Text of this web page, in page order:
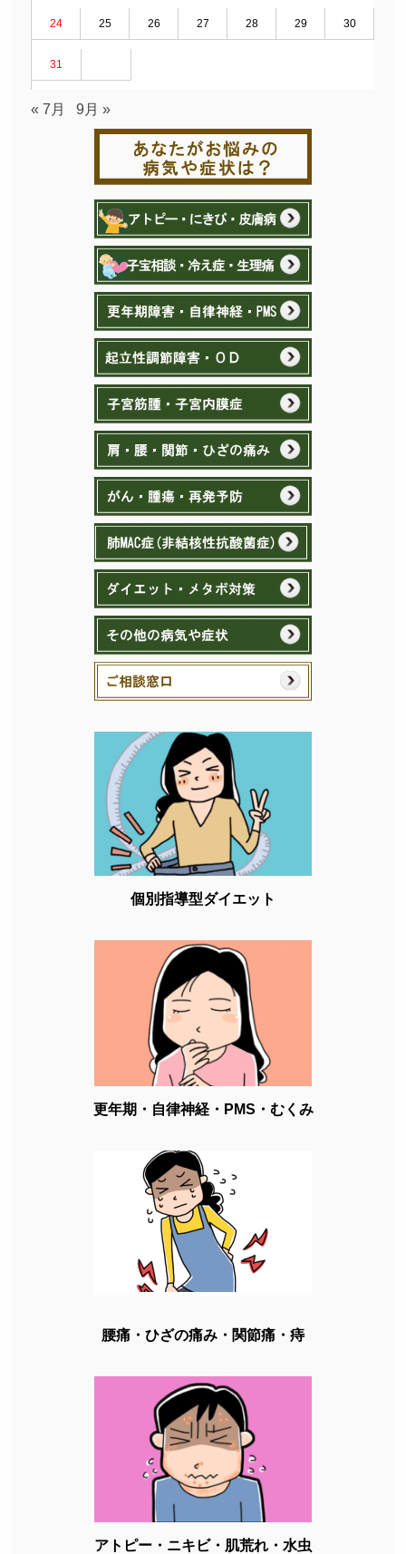
24 25 26 27 28 29 30
31
« 7月 9月 »
個別指導型ダイエット
更年期・自律神経・PMS・むくみ
腰痛・ひざの痛み・関節痛・痔
アトピー・ニキビ・肌荒れ・水虫